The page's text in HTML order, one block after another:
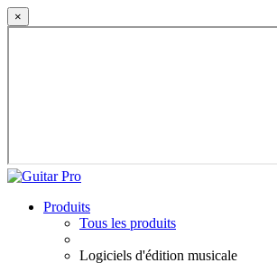
×
Produits
Tous les produits
Logiciels d'édition musicale